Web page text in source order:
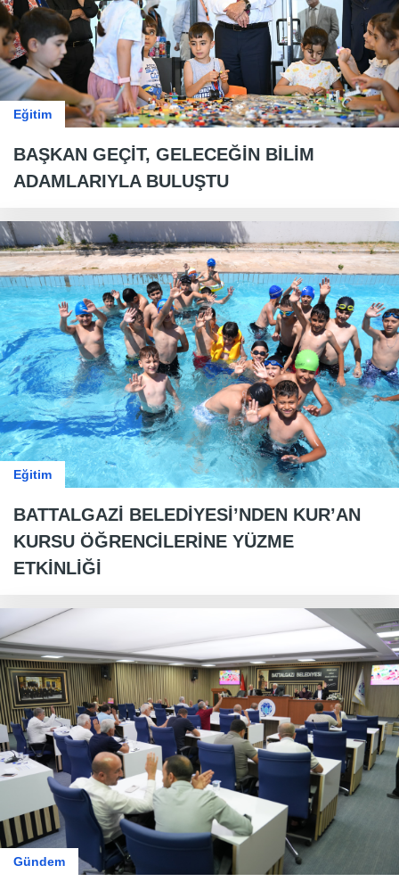
Eğitim
BAŞKAN GEÇİT, GELECEĞİN BİLİM
ADAMLARIYLA BULUŞTU
Eğitim
BATTALGAZİ BELEDİYESİ’NDEN KUR’AN
KURSU ÖĞRENCİLERİNE YÜZME
ETKİNLİĞİ
Gündem